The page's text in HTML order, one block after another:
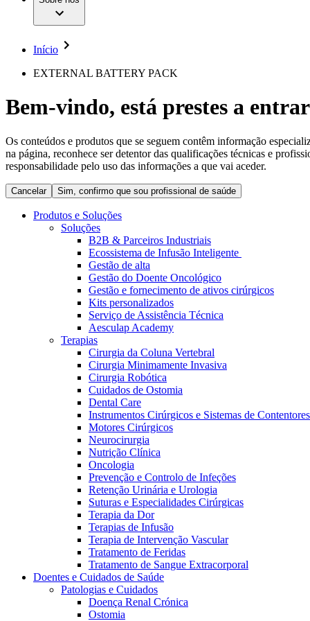
Motores Cirúrgicos
Nutrição Clínica
Oncologia
Retenção Urinária e Urologia
Suturas e Especialidades Cirúrgicas
Terapia da Dor
Terapia de Intervenção Vascular
Tratamento de Feridas
Tratamento de Sangue Extracorporal
Soluções
Patologias e Cuidados
Serviços
Cuidados Domiciliários
A nossa cultura
Vagas disponíveis
Descubra as tuas oportunidades de carreira na B. Braun.
Acesso aos Cuidados de Saúde
Comunicados de Imprensa
Contactos
Formulário de Contacto
Empresa
Responsabilidade
Contactos
Início
EXTERNAL BATTERY PACK
Bem-vindo, está prestes a
Os conteúdos e produtos que se seguem contêm informação
na página, reconhece ser detentor das qualificações técnicas e
responsabilidade pelo uso das informações a que vai aceder.
Cancelar Sim, confirmo que sou profissional de saúde
Produtos e Soluções
Soluções
B2B & Parceiros Industriais
Ecossistema de Infusão Inteligente
Gestão de alta
Gestão do Doente Oncológico
Gestão e fornecimento de ativos cirúrgicos
Kits personalizados
Serviço de Assistência Técnica
Aesculap Academy
Terapias
Cirurgia da Coluna Vertebral
Cirurgia Minimamente Invasiva
Cirurgia Robótica
Cuidados de Ostomia
Dental Care
Instrumentos Cirúrgicos e Sistemas de
Motores Cirúrgicos
Neurocirurgia
Nutrição Clínica
Oncologia
Prevenção e Controlo de Infeções
Retenção Urinária e Urologia
Suturas e Especialidades Cirúrgicas
Terapia da Dor
Terapias de Infusão
Terapia de Intervenção Vascular
Tratamento de Feridas
Tratamento de Sangue Extracorporal
Doentes e Cuidados de Saúde
Patologias e Cuidados
Doença Renal Crónica
Ostomia